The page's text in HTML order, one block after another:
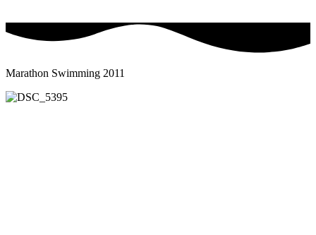
Marathon Swimming 2011